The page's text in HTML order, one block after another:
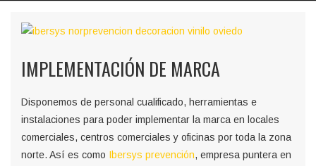
IMPLEMENTACIÓN DE MARCA
Disponemos de personal cualificado, herramientas e
instalaciones para poder implementar la marca en locales
comerciales, centros comerciales y oficinas por toda la zona
norte. Así es como Ibersys prevención, empresa puntera en